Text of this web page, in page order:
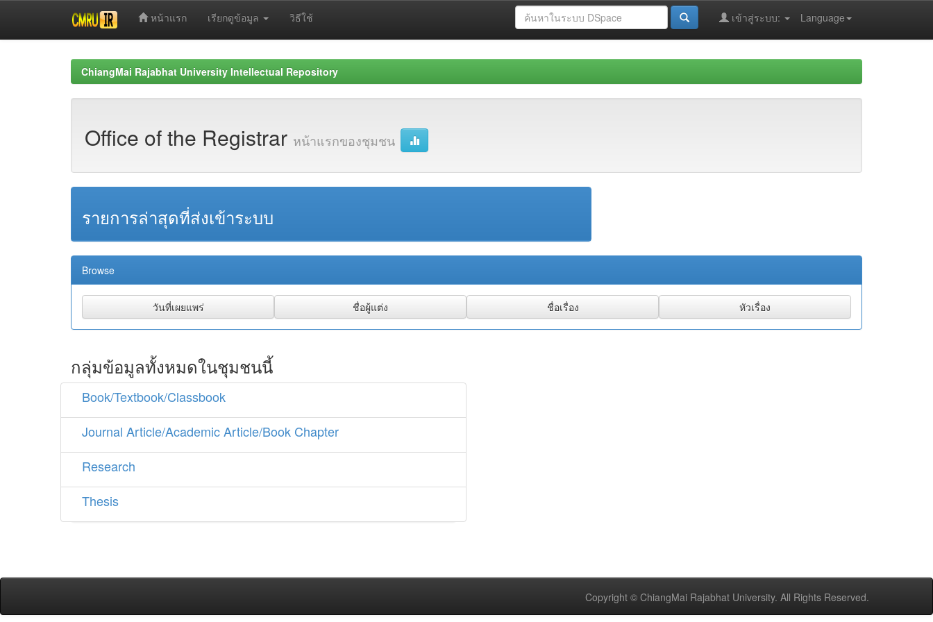
หน้าแรก เรียกดูข้อมูล วิธีใช้ Language
เข้าสู่ระบบ:
ChiangMai Rajabhat University Intellectual Repository
Office of the Registrar หน้าแรกของชุมชน
รายการล่าสุดที่ส่งเข้าระบบ
Browse
กลุ่มข้อมูลทั้งหมดในชุมชนนี้
Book/Textbook/Classbook
Journal Article/Academic Article/Book Chapter
Research
Thesis
Copyright © ChiangMai Rajabhat University. All Rights Reserved.